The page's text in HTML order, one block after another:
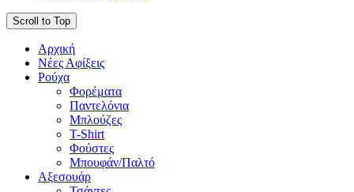
Scroll to Top
Αρχική
Νέες Αφίξεις
Ρούχα
Φορέματα
Παντελόνια
Μπλούζες
T-Shirt
Φούστες
Μπουφάν/Παλτό
Αξεσουάρ